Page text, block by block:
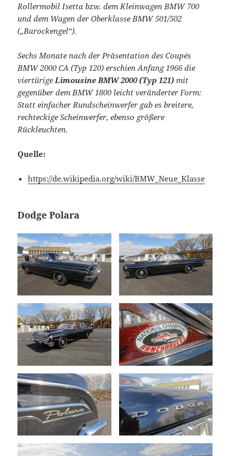
Rollermobil Isetta bzw. dem Kleinwagen BMW 700
und dem Wagen der Oberklasse BMW 501/502
(„Barockengel“).
Sechs Monate nach der Präsentation des Coupés
BMW 2000 CA (Typ 120) erschien Anfang 1966 die
viertürige Limousine BMW 2000 (Typ 121) mit
gegenüber dem BMW 1800 leicht veränderter Form:
Statt einfacher Rundscheinwerfer gab es breitere,
rechteckige Scheinwerfer, ebenso größere
Rückleuchten.
Quelle:
https://de.wikipedia.org/wiki/BMW_Neue_Klasse
Dodge Polara